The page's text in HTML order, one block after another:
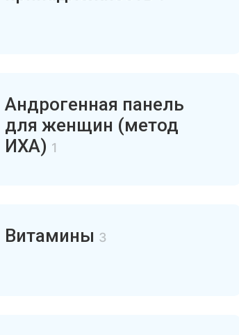
Андрогенная панель
для женщин (метод
ИХА) 1
Витамины 3